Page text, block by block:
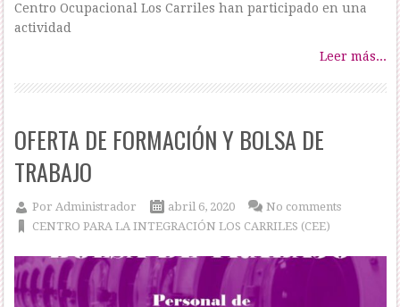
Centro Ocupacional Los Carriles han participado en una
actividad
Leer más...
OFERTA DE FORMACIÓN Y BOLSA DE
TRABAJO
PorAdministrador
abril 6, 2020
CENTRO PARA LA INTEGRACIÓN LOS CARRILES (CEE)
No comments